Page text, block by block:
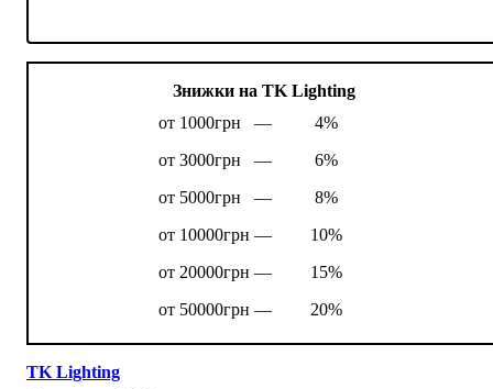
Знижки на TK Lighting
от 1000грн —
4%
от 3000грн —
6%
от 5000грн —
8%
от 10000грн —
10%
от 20000грн —
15%
от 50000грн —
20%
TK Lighting